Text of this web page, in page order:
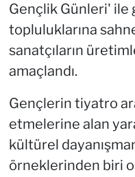
Gençlik Günleri' ile
topluluklarına
sanatçıların
amaçlandı.
Gençlerin tiyatro
etmelerine alan
kültürel
örneklerinden biri